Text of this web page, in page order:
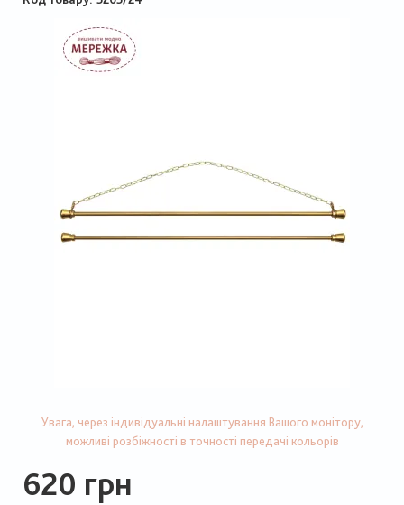
Увага, через індивідуальні налаштування Вашого монітору,
можливі розбіжності в точності передачі кольорів
620 грн